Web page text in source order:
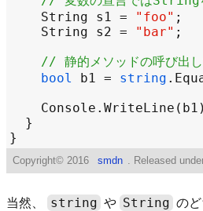
String
s1 = "foo"
String
s2 = "bar"
// 静的メソッドの呼び出
bool
b1 = string .
Console . WriteLine ( b1
Copyright© 2016 smdn . Released
当然、 string や String の